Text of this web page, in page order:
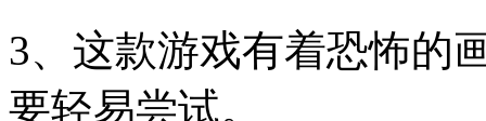
3、这款游戏有着恐怖的
要轻易尝试。